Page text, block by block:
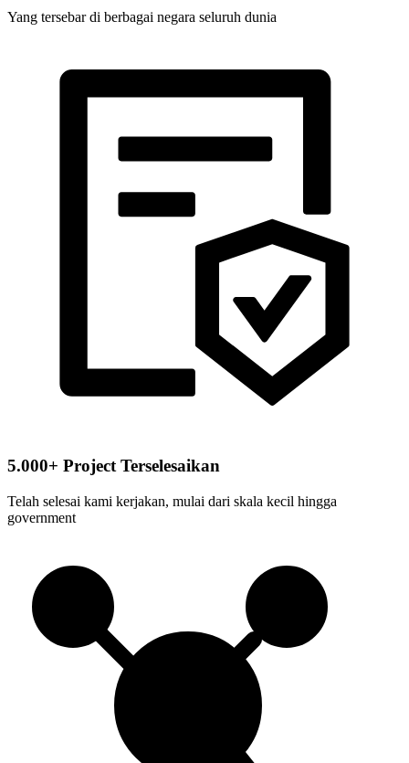
Yang tersebar di berbagai negara seluruh dunia
5.000+ Project Terselesaikan
Telah selesai kami kerjakan, mulai dari skala kecil hingga
government